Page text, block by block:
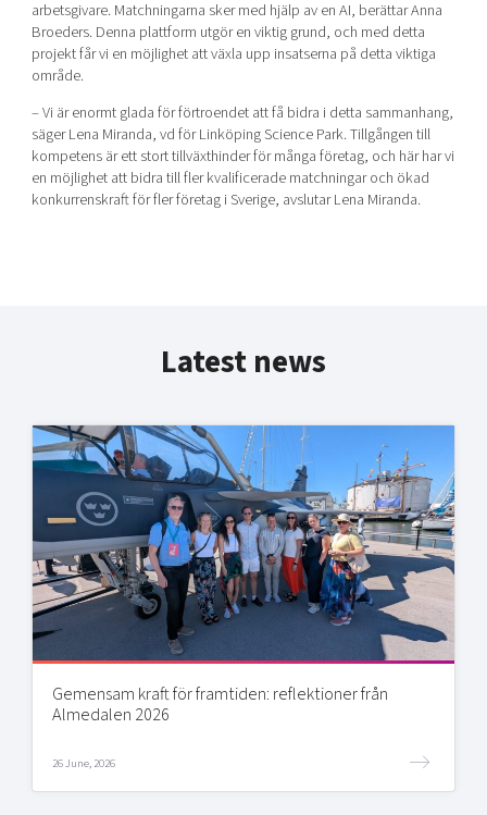
arbetsgivare. Matchningarna sker med hjälp av en AI, berättar Anna
Broeders. Denna plattform utgör en viktig grund, och med detta
projekt får vi en möjlighet att växla upp insatserna på detta viktiga
område.
– Vi är enormt glada för förtroendet att få bidra i detta sammanhang,
säger Lena Miranda, vd för Linköping Science Park. Tillgången till
kompetens är ett stort tillväxthinder för många företag, och här har vi
en möjlighet att bidra till fler kvalificerade matchningar och ökad
konkurrenskraft för fler företag i Sverige, avslutar Lena Miranda.
Latest news
Gemensam kraft för framtiden: reflektioner från
Almedalen 2026
26 June, 2026